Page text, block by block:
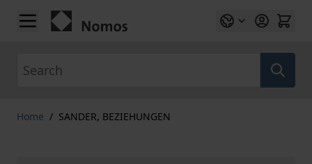
Skip to Content
Home / SANDER, BEZIEHUNGEN